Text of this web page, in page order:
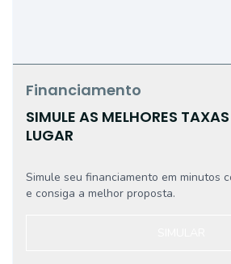
Financiamento
SIMULE AS MELHORES
LUGAR
Simule seu financiamento em minutos
e consiga a melhor proposta.